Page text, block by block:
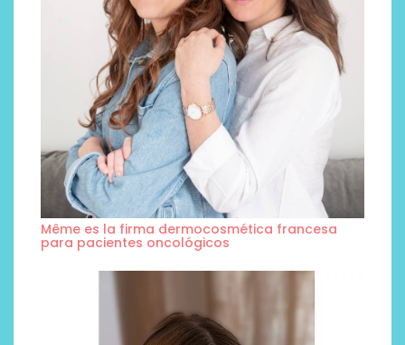
Même es la firma dermocosmética francesa
para pacientes oncológicos